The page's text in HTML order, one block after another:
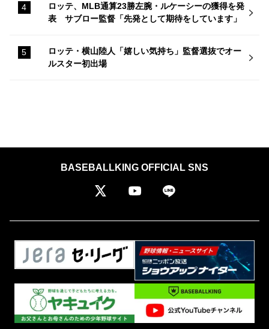
ロッテ、MLB通算23勝左腕・ルケーシーの獲得を発
表 サブロー監督「先発として期待をしています」
ロッテ・横山陸人「嬉しい気持ち」監督選抜でオー
ルスター初出場
BASEBALLKING OFFICIAL SNS